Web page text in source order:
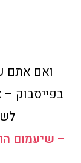
ואם אתם
בפייסבוק –
– שיעמום